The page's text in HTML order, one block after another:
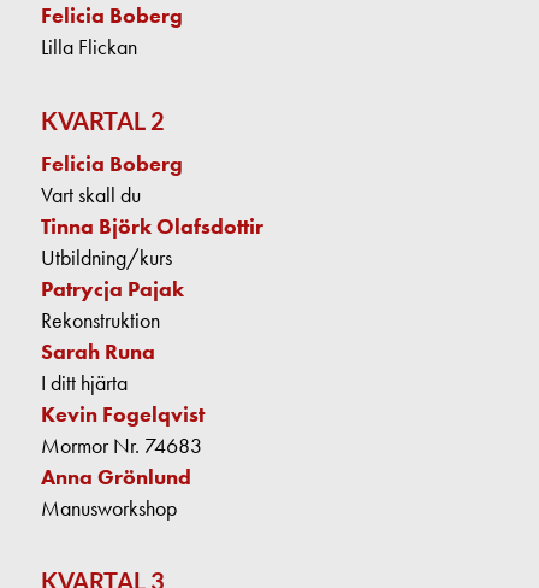
Felicia Boberg
Lilla Flickan
KVARTAL 2
Felicia Boberg
Vart skall du
Tinna Björk Olafsdottir
Utbildning/kurs
Patrycja Pajak
Rekonstruktion
Sarah Runa
I ditt hjärta
Kevin Fogelqvist
Mormor Nr. 74683
Anna Grönlund
Manusworkshop
KVARTAL 3